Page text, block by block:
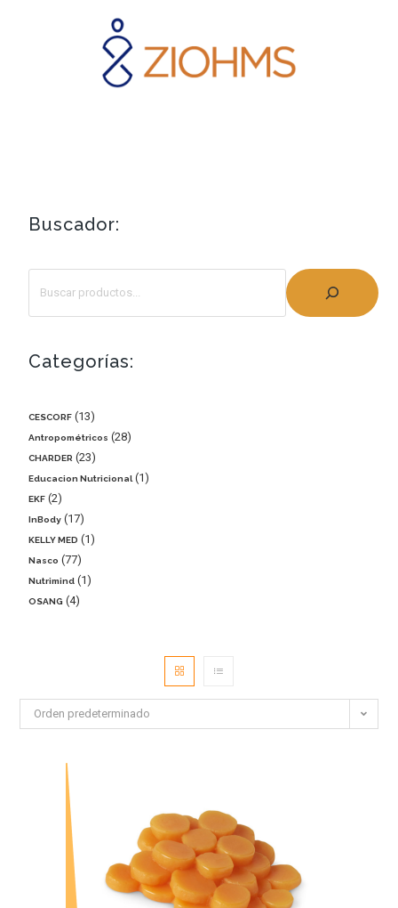
Buscador:
Categorías:
CESCORF 13
Antropométricos 28
CHARDER 23
Educacion Nutricional 1
EKF 2
InBody 17
KELLY MED 1
Nasco 77
Nutrimind 1
OSANG 4
Orden predeterminado